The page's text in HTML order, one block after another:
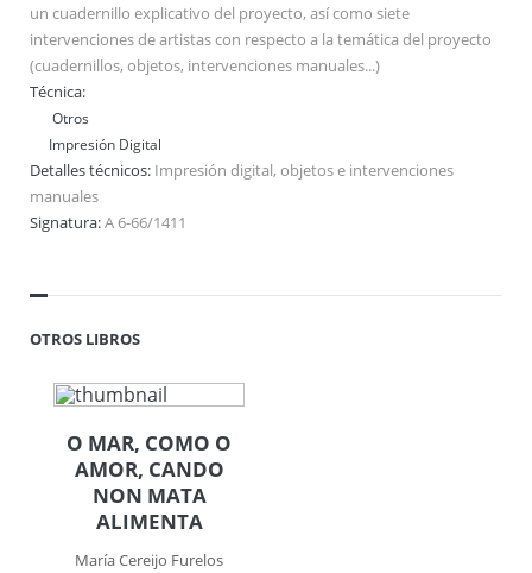
un cuadernillo explicativo del proyecto, así como siete
intervenciones de artistas con respecto a la temática del proyecto
(cuadernillos, objetos, intervenciones manuales...)
Técnica:
Otros
Impresión Digital
Detalles técnicos: Impresión digital, objetos e intervenciones
manuales
Signatura:A 6-66/1411
OTROS LIBROS
O MAR, COMO O
AMOR, CANDO
NON MATA
ALIMENTA
María Cereijo Furelos